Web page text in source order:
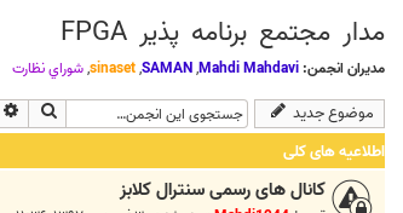
مدار مجتمع برنامه پذیر FPGA
مدیران انجمن: Mahdi Mahdavi
,
SAMAN
,
sinaset
,شوراي نظارت
موضوع جدید جستجو
اطلاعیه های کلی
کانال های رسمی سنترال کلابز